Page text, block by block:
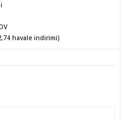
havale indirimi)